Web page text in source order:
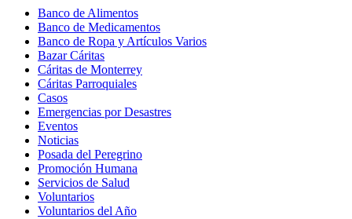
Banco de Alimentos
Banco de Medicamentos
Banco de Ropa y Artículos Varios
Bazar Cáritas
Cáritas de Monterrey
Cáritas Parroquiales
Casos
Emergencias por Desastres
Eventos
Noticias
Posada del Peregrino
Promoción Humana
Servicios de Salud
Voluntarios
Voluntarios del Año